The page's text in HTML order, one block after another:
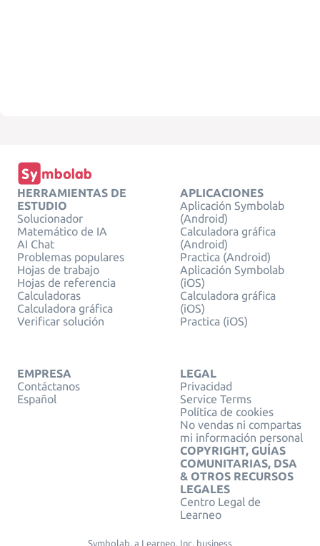
HERRAMIENTAS DE
ESTUDIO
Solucionador
Matemático de IA
AI Chat
Problemas populares
Hojas de trabajo
Hojas de referencia
Calculadoras
Calculadora gráfica
Verificar solución
APLICACIONES
Aplicación Symbolab
(Android)
Calculadora gráfica
(Android)
Practica (Android)
Aplicación Symbolab
(iOS)
Calculadora gráfica
(iOS)
Practica (iOS)
EMPRESA
Contáctanos
Español
LEGAL
Privacidad
Service Terms
Política de cookies
No vendas ni compartas
mi información personal
COPYRIGHT, GUÍAS
COMUNITARIAS, DSA
& OTROS RECURSOS
LEGALES
Centro Legal de
Learneo
Symbolab, a Learneo, Inc. business